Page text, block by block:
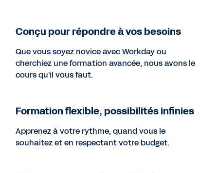
Conçu pour répondre à vos besoins
Que vous soyez novice avec Workday ou
cherchiez une formation avancée, nous avons le
cours qu'il vous faut.
Formation flexible, possibilités infinies
Apprenez à votre rythme, quand vous le
souhaitez et en respectant votre budget.